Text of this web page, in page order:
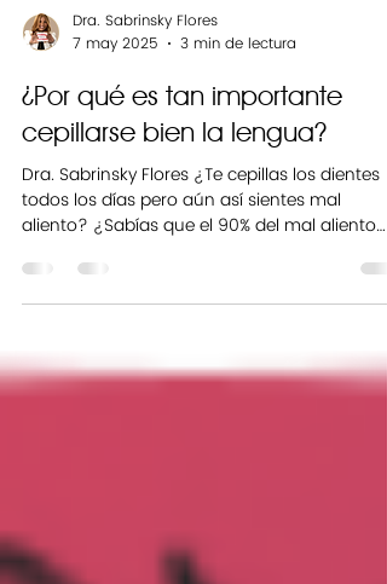
Dra. Sabrinsky Flores
7 may 2025
3 min de lectura
¿Por qué es tan importante
cepillarse bien la lengua?
Dra. Sabrinsky Flores ¿Te cepillas los dientes
aliento? ¿Sabías que el 90% del mal aliento